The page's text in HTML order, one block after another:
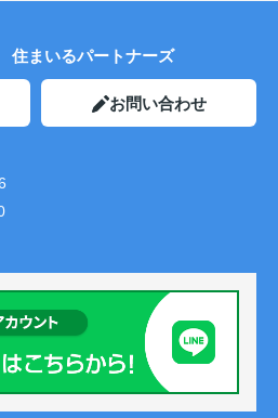
まいるパートナーズ
お問い合わせ